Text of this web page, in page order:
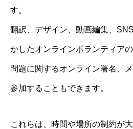
す。
翻訳、デザイン、動画編集、
かしたオンラインボランティア
問題に関するオンライン署名、
参加することもできます。
これらは、時間や場所の制約が